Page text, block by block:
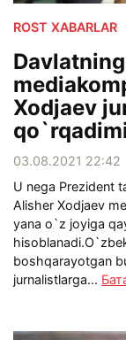
ROST XABARLAR
Xodjaev
03.08.2021 22:42
U nega Prezident
Alisher Xodjaev
yana o`z joyiga
boshqarayotgan
jurnalistlarga...